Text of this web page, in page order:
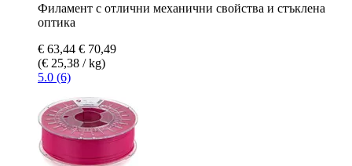
Филамент с отлични механични свойства и стъклена
оптика
€ 63,44 € 70,49
(€ 25,38 / kg)
5.0 (6)